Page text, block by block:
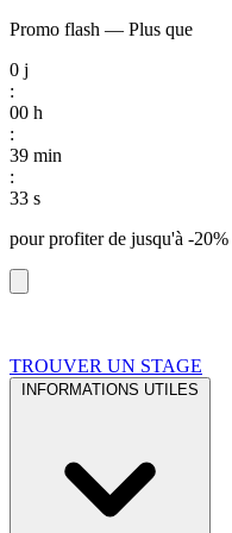
Promo flash — Plus que
0 j
:
00 h
:
39 min
:
32 s
pour profiter de jusqu'à -20%
TROUVER UN STAGE
INFORMATIONS UTILES